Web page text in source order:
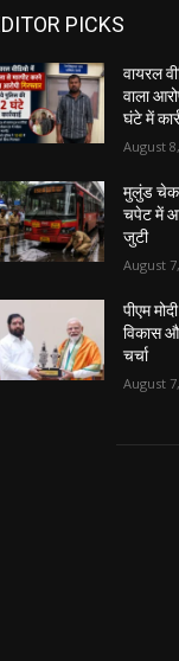
PICKS
वायरल
वाला
घंटे में
August
मुलुंड
चपेट में
जुटी
August
पीएम
विकास
चर्चा
August